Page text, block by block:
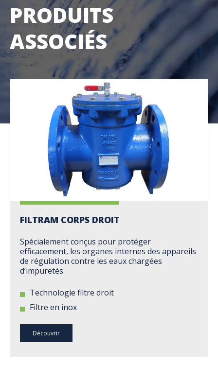
PRODUITS
ASSOCIÉS
FILTRAM CORPS DROIT
Spécialement conçus pour protéger
efficacement, les organes internes des appareils
de régulation contre les eaux chargées
d’impuretés.
Technologie filtre droit
Filtre en inox
Découvrir